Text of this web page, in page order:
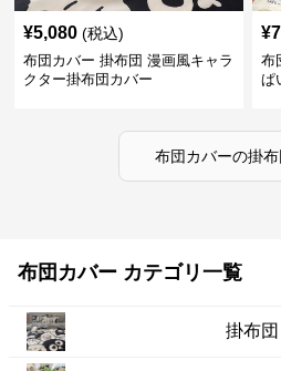
¥5,080 (税込)
布団カバー 掛布団 漫画風キャラ
クター掛布団カバー
¥
布
ぱ
布団カバーの掛布
布団カバー カテゴリ一覧
掛布団